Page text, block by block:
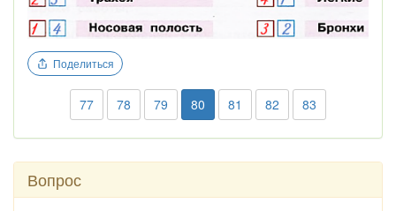
Поделиться
77 78 79 80 81 82 83
Вопрос